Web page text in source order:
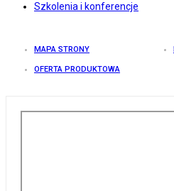
Szkolenia i konferencje
MAPA STRONY
OFERTA PRODUKTOWA